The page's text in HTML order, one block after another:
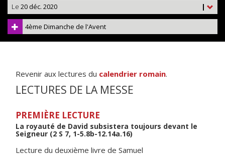
|
Le 20 déc. 2020
4ème Dimanche de l'Avent
Revenir aux lectures du calendrier romain.
LECTURES DE LA MESSE
PREMIÈRE LECTURE
La royauté de David subsistera toujours devant le
Seigneur (2 S 7, 1-5.8b-12.14a.16)
Lecture du deuxième livre de Samuel